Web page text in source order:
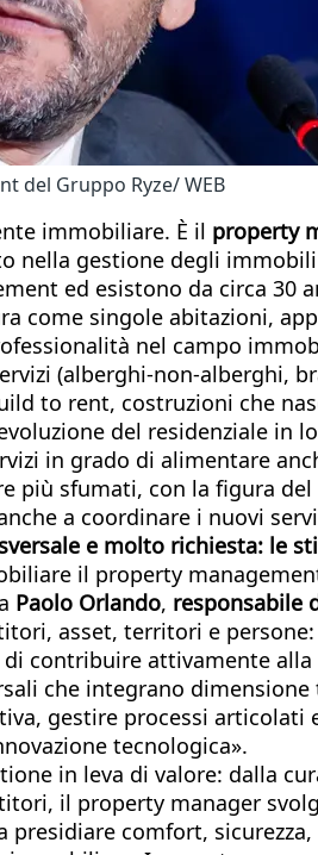
del Gruppo Ryze/ WEB
immobiliare. È il property
nella gestione degli
ed esistono da circa 30
come singole abitazioni,
nel campo
(alberghi-non-alberghi,
to rent, costruzioni che
del residenziale in
in grado di alimentare
sfumati, con la figura del
a coordinare i nuovi
e molto richiesta: le
il property
Paolo Orlando, responsabile
asset, territori e
contribuire attivamente
che integrano
gestire processi
tecnologica».
in leva di valore: dalla
il property manager
comfort,